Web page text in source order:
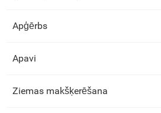
Apģērbs
Apavi
Ziemas makšķerēšana